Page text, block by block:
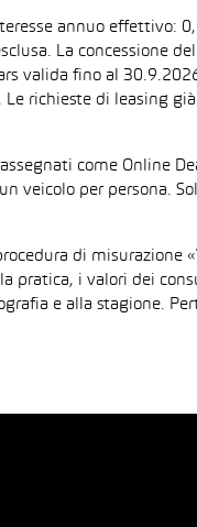
annuo
La concessione
valida fino al
richieste di leasing
come Online
per persona.
di misurazione
pratica, i valori dei
e alla stagione.